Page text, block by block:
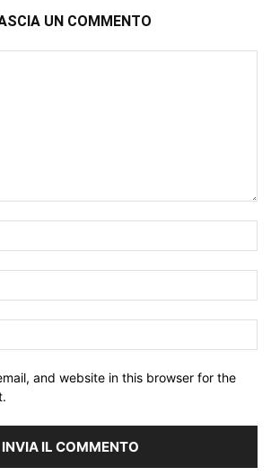
UN COMMENTO
and website in this browser for the